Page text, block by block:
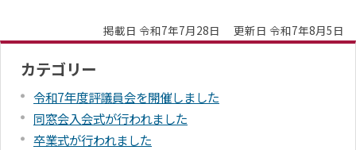
掲載日 令和7年7月28日 更新日 令和7年8月5日
カテゴリー
令和7年度評議員会を開催しました
同窓会入会式が行われました
卒業式が行われました